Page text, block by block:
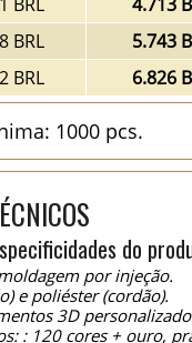
BRL
5.743
BRL 6.826
1000 pcs.
do
por injeção.
e poliéster (cordão).
3D
: 120 cores + ouro,